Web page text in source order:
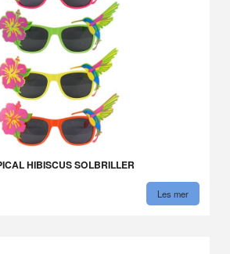
HIBISCUS SOLBRILLER
Les mer